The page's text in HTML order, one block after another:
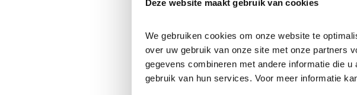
Deze website maakt gebruik van cookies
We gebruiken cookies om onze website te
over uw gebruik van onze site met onze partners
gegevens combineren met andere informatie die
gebruik van hun services. Voor meer informatie
Statistische cookies: statistische
door gepseudonimiseerde
Naam:_ga_#